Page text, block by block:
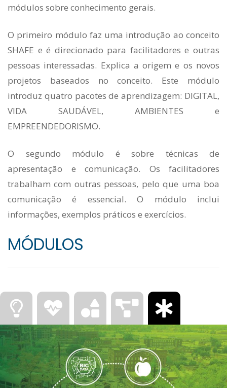
módulos sobre conhecimento gerais.
O primeiro módulo faz uma introdução ao conceito
SHAFE e é direcionado para facilitadores e outras
pessoas interessadas. Explica a origem e os novos
projetos baseados no conceito. Este módulo
introduz quatro pacotes de aprendizagem: DIGITAL,
VIDA SAUDÁVEL, AMBIENTES e
EMPREENDEDORISMO.
O segundo módulo é sobre técnicas de
apresentação e comunicação. Os facilitadores
trabalham com outras pessoas, pelo que uma boa
comunicação é essencial. O módulo inclui
informações, exemplos práticos e exercícios.
MÓDULOS